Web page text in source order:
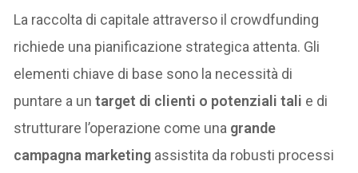
La raccolta di capitale attraverso il crowdfunding
richiede una pianificazione strategica attenta. Gli
elementi chiave di base sono la necessità di
puntare a untarget di clienti o potenziali tali e di
strutturare l’operazione come una grande
campagna marketing assistita da robusti processi